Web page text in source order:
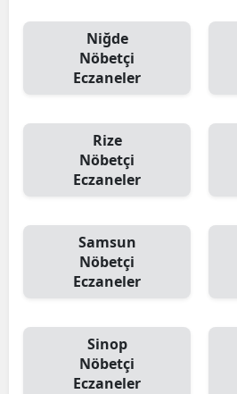
Niğde
Nöbetçi
Eczaneler
Rize
Nöbetçi
Eczaneler
Samsun
Nöbetçi
Eczaneler
Sinop
Nöbetçi
Eczaneler